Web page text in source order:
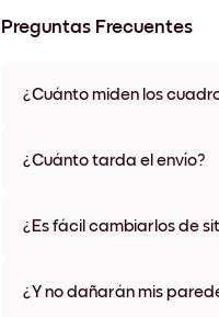
Preguntas Frecuentes
¿Cuánto miden los
materiales y colores de
¿Cuánto tarda el envío?
algunos países. Te
¿Es fácil cambiarlos de
¿Y no dañarán mis